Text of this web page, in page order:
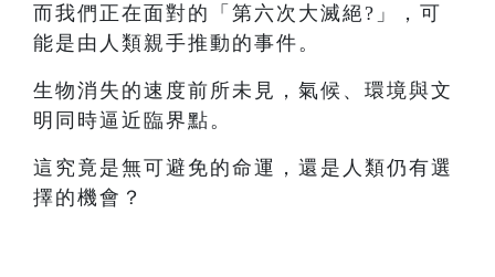
而我們正在面對的「第六次大滅絕?」，可
能是由人類親手推動的事件。
生物消失的速度前所未見，氣候、環境與文
明同時逼近臨界點。
這究竟是無可避免的命運，還是人類仍有選
擇的機會？